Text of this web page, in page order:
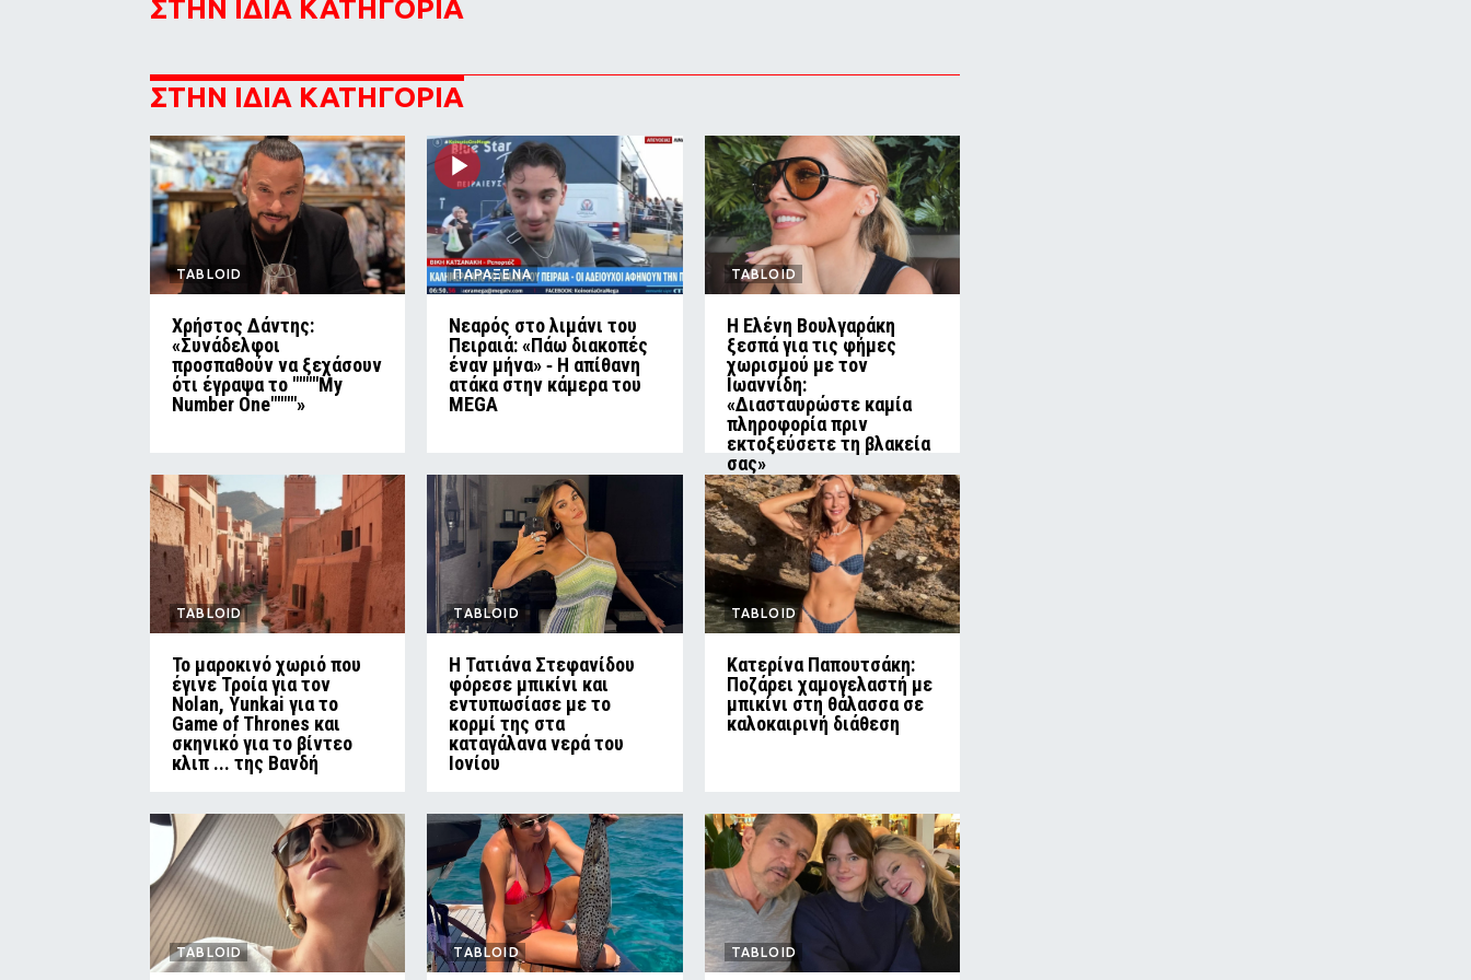
ΣΤΗΝ ΙΔΙΑ ΚΑΤΗΓΟΡΙΑ
ΣΤΗΝ ΙΔΙΑ ΚΑΤΗΓΟΡΙΑ
TABLOID
Χρήστος Δάντης:
«Συνάδελφοι
προσπαθούν να ξεχάσουν
ότι έγραψα το """"My
Number One""""»
ΠΑΡΑΞΕΝΑ
Νεαρός στο λιμάνι του
Πειραιά: «Πάω διακοπές
έναν μήνα» ‑ Η απίθανη
ατάκα στην κάμερα του
MEGA
TABLOID
Η Ελένη Βουλγαράκη
ξεσπά για τις φήμες
χωρισμού με τον
Ιωαννίδη:
«Διασταυρώστε καμία
πληροφορία πριν
εκτοξεύσετε τη βλακεία
σας»
TABLOID
Το μαροκινό χωριό που
έγινε Τροία για τον
Nolan, Yunkai για το
Game of Thrones και
σκηνικό για το βίντεο
κλιπ ... της Βανδή
TABLOID
Η Τατιάνα Στεφανίδου
φόρεσε μπικίνι και
εντυπωσίασε με το
κορμί της στα
καταγάλανα νερά του
Ιονίου
TABLOID
Κατερίνα Παπουτσάκη:
Ποζάρει χαμογελαστή με
μπικίνι στη θάλασσα σε
καλοκαιρινή διάθεση
TABLOID TABLOID TABLOID